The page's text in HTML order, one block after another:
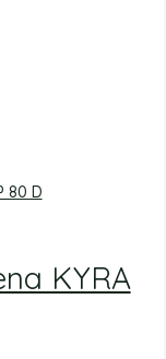
KYRA